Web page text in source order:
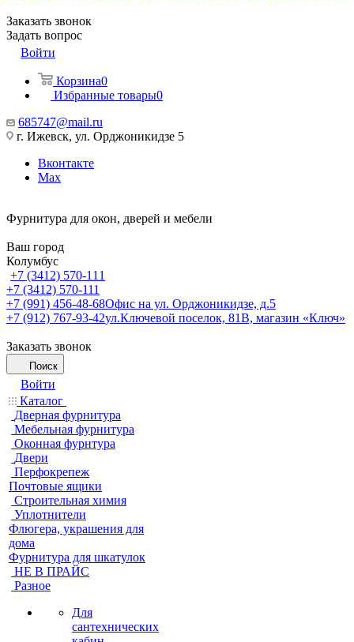
Заказать звонок
Задать вопрос
Войти
Корзина0
Избранные товары0
685747@mail.ru
г. Ижевск, ул. Орджоникидзе 5
Вконтакте
Max
Фурнитура для окон, дверей и мебели
Ваш город
Колумбус
+7 (3412) 570-111
+7 (3412) 570-111
+7 (991) 456-48-68Офис на ул. Орджоникидзе, д.5
+7 (912) 767-93-42ул.Ключевой поселок, 81В, магазин «Ключ»
Заказать звонок
Поиск
Войти
Каталог
Дверная фурнитура
Мебельная фурнитура
Оконная фурнтура
Двери
Перфокрепеж
Почтовые ящики
Строительная химия
Уплотнители
Флюгера, украшения для
дома
Фурнитура для шкатулок
НЕ В ПРАЙС
Разное
Для
сантехнических